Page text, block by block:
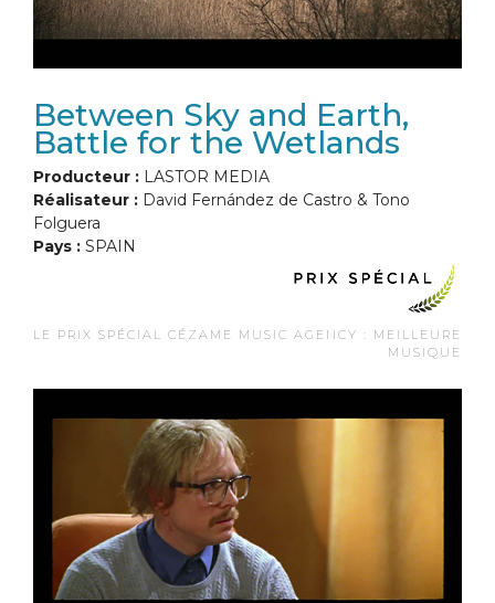
Between Sky and Earth,
Battle for the Wetlands
Producteur : LASTOR MEDIA
Réalisateur : David Fernández de Castro & Tono
Folguera
Pays : SPAIN
LE PRIX SPÉCIAL CÉZAME MUSIC AGENCY : MEILLEURE
MUSIQUE